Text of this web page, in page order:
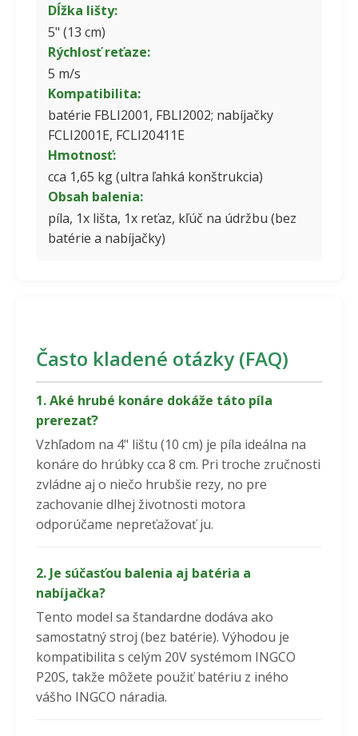
Dĺžka lišty:
5" (13 cm)
Rýchlosť reťaze:
5 m/s
Kompatibilita:
batérie FBLI2001, FBLI2002; nabíjačky
FCLI2001E, FCLI20411E
Hmotnosť:
cca 1,65 kg (ultra ľahká konštrukcia)
Obsah balenia:
píla, 1x lišta, 1x reťaz, kľúč na údržbu (bez
batérie a nabíjačky)
Často kladené otázky (FAQ)
1. Aké hrubé konáre dokáže táto píla
prerezať?
Vzhľadom na 4" lištu (10 cm) je píla ideálna na
konáre do hrúbky cca 8 cm. Pri troche zručnosti
zvládne aj o niečo hrubšie rezy, no pre
zachovanie dlhej životnosti motora
odporúčame nepreťažovať ju.
2. Je súčasťou balenia aj batéria a
nabíjačka?
Tento model sa štandardne dodáva ako
samostatný stroj (bez batérie). Výhodou je
kompatibilita s celým 20V systémom INGCO
P20S, takže môžete použiť batériu z iného
vášho INGCO náradia.